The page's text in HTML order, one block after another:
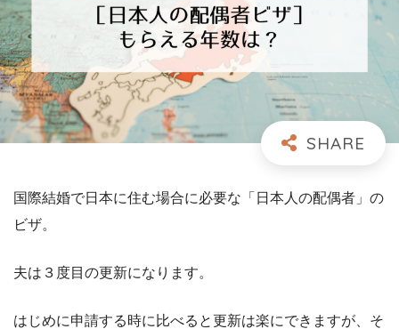
国際結婚で日本に住む場合に必要な「日本人の配偶者」の
ビザ。
夫は３度目の更新になります。
はじめに申請する時に比べると更新は楽にできますが、そ